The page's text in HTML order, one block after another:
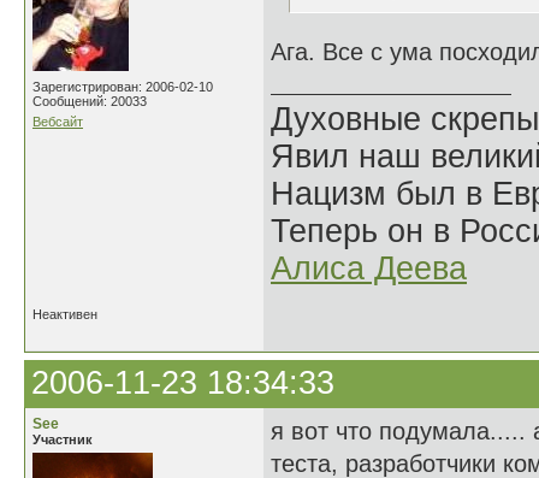
Зарегистрирован: 2006-02-10
Сообщений: 20033
Вебсайт
Ага. Все с ума
Духовные
Явил наш
Нацизм был в
Теперь он в
Алиса Деева
Неактивен
2006-11-23 18:34:33
See
Участник
я вот что подумала.....
теста, разработчики